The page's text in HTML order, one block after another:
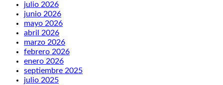
julio 2026
junio 2026
mayo 2026
abril 2026
marzo 2026
febrero 2026
enero 2026
septiembre 2025
julio 2025